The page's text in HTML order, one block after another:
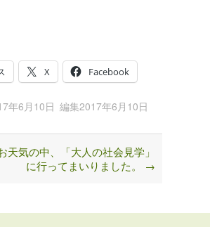
X Facebook
年6月10日 編集2017年6月10日
天気の中、「大人の社会見学」
に行ってまいりました。 →